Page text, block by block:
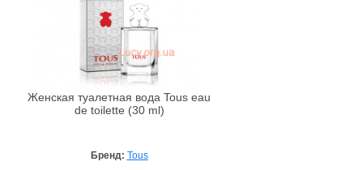
Женская туалетная вода Tous eau
de toilette (30 ml)
Бренд: Tous